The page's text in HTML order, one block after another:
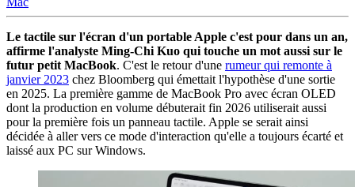
Le tactile sur l'écran d'un portable Apple c'est pour dans un an,
affirme l'analyste Ming-Chi Kuo qui touche un mot aussi sur le
futur petit MacBook. C'est le retour d'une rumeur qui remonte à
janvier 2023 chez Bloomberg qui émettait l'hypothèse d'une sortie
en 2025. La première gamme de MacBook Pro avec écran OLED
dont la production en volume débuterait fin 2026 utiliserait aussi
pour la première fois un panneau tactile. Apple se serait ainsi
décidée à aller vers ce mode d'interaction qu'elle a toujours écarté et
laissé aux PC sur Windows.